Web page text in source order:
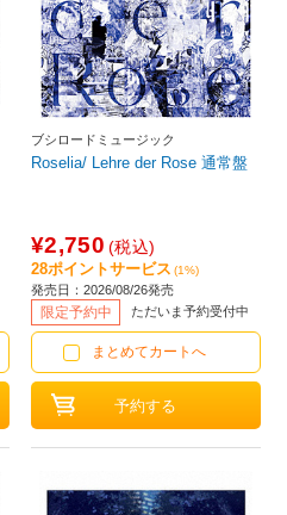
ブシロードミュージック
Roselia/ Lehre der Rose 通常盤
¥2,750 (税込)
28ポイントサービス (1%)
発売日：2026/08/26発売
限定予約中 ただいま予約受付中
まとめてカートへ